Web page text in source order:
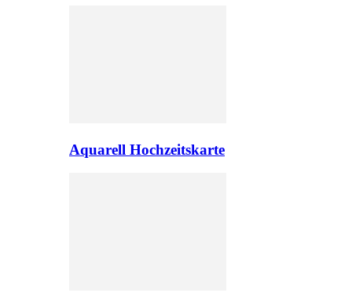
Aquarell Hochzeitskarte